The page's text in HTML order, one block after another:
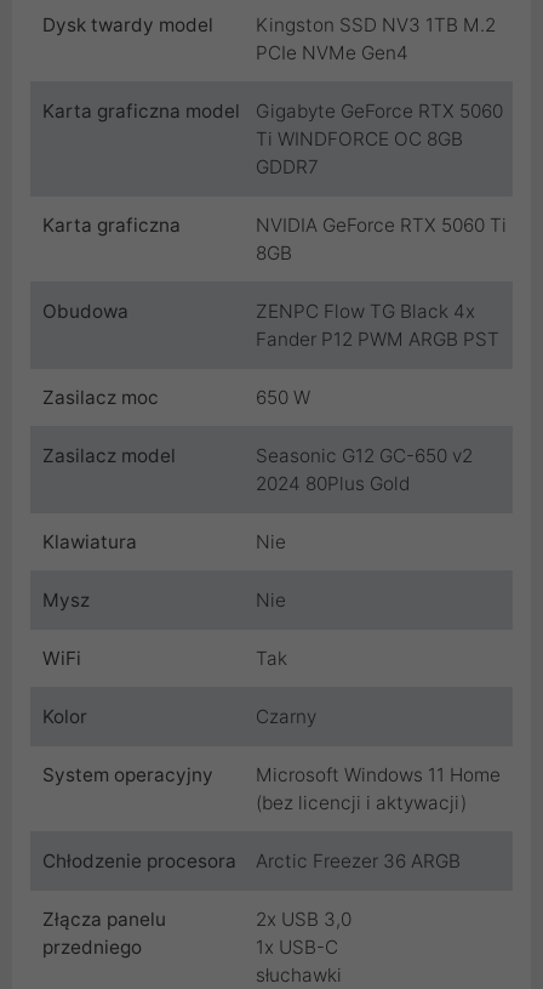
Dysk twardy model
Kingston SSD NV3 1TB M.2
PCIe NVMe Gen4
Karta graficzna model
Gigabyte GeForce RTX 5060
Ti WINDFORCE OC 8GB
GDDR7
Karta graficzna
NVIDIA GeForce RTX 5060 Ti
8GB
Obudowa
ZENPC Flow TG Black 4x
Fander P12 PWM ARGB PST
Zasilacz moc 650 W
Zasilacz model
Seasonic G12 GC-650 v2
2024 80Plus Gold
Klawiatura Nie
Mysz Nie
WiFi Tak
Kolor Czarny
System operacyjny
Microsoft Windows 11 Home
(bez licencji i aktywacji)
Chłodzenie procesora Arctic Freezer 36 ARGB
Złącza panelu
przedniego
2x USB 3,0
1x USB-C
słuchawki